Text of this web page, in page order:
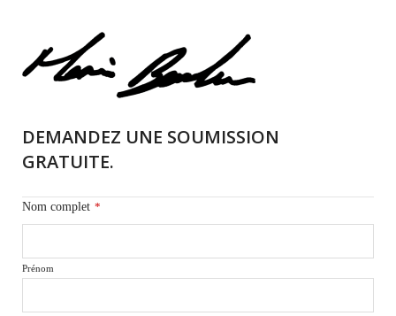
DEMANDEZ UNE SOUMISSION
GRATUITE.
Nom complet *
Prénom